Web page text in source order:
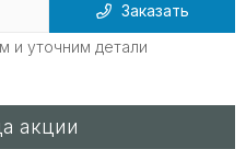
Заказать
и уточним детали
акции